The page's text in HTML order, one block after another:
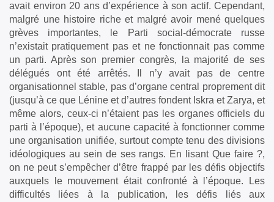
avait environ 20 ans d’expérience à son actif. Cependant,
malgré une histoire riche et malgré avoir mené quelques
grèves importantes, le Parti social-démocrate russe
n’existait pratiquement pas et ne fonctionnait pas comme
un parti. Après son premier congrès, la majorité de ses
délégués ont été arrêtés. Il n’y avait pas de centre
organisationnel stable, pas d’organe central proprement dit
(jusqu’à ce que Lénine et d’autres fondent Iskra et Zarya, et
même alors, ceux-ci n’étaient pas les organes officiels du
parti à l’époque), et aucune capacité à fonctionner comme
une organisation unifiée, surtout compte tenu des divisions
idéologiques au sein de ses rangs. En lisant Que faire ?,
on ne peut s’empêcher d’être frappé par les défis objectifs
auxquels le mouvement était confronté à l’époque. Les
difficultés liées à la publication, les défis liés aux